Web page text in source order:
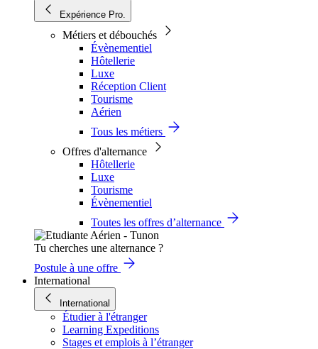
Expérience Pro.
Métiers et débouchés
Évènementiel
Hôtellerie
Luxe
Réception Client
Tourisme
Aérien
Tous les métiers
Offres d'alternance
Hôtellerie
Luxe
Tourisme
Évènementiel
Toutes les offres d’alternance
Tu cherches une alternance ?
Postule à une offre
International
International
Étudier à l'étranger
Learning Expeditions
Stages et emplois à l’étranger